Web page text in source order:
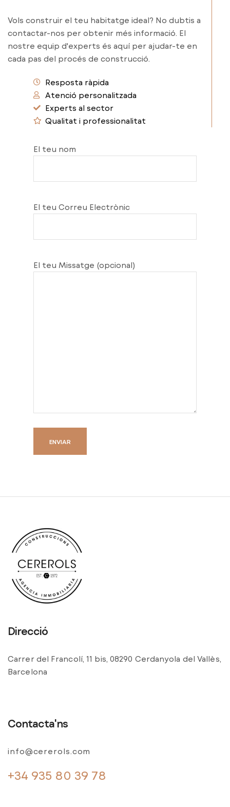
Vols construir el teu habitatge ideal? No dubtis a
contactar-nos per obtenir més informació. El
nostre equip d'experts és aquí per ajudar-te en
cada pas del procés de construcció.
Resposta ràpida
Atenció personalitzada
Experts al sector
Qualitat i professionalitat
El teu nom
El teu Correu Electrònic
El teu Missatge (opcional)
Direcció
Carrer del Francolí, 11 bis, 08290 Cerdanyola del Vallès,
Barcelona
Contacta'ns
info@cererols.com
+34 935 80 39 78